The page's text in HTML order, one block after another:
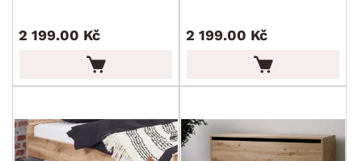
ROZMĚRY
2 199.00 Kč 2 199.00 Kč